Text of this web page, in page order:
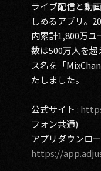
ライブ配信と動
しめるアプリ。
内累計1,800万ユ
数は500万人を
ス名を「
たしました。
公式サイト :
フォン共通)
アプリダウンロ
https://